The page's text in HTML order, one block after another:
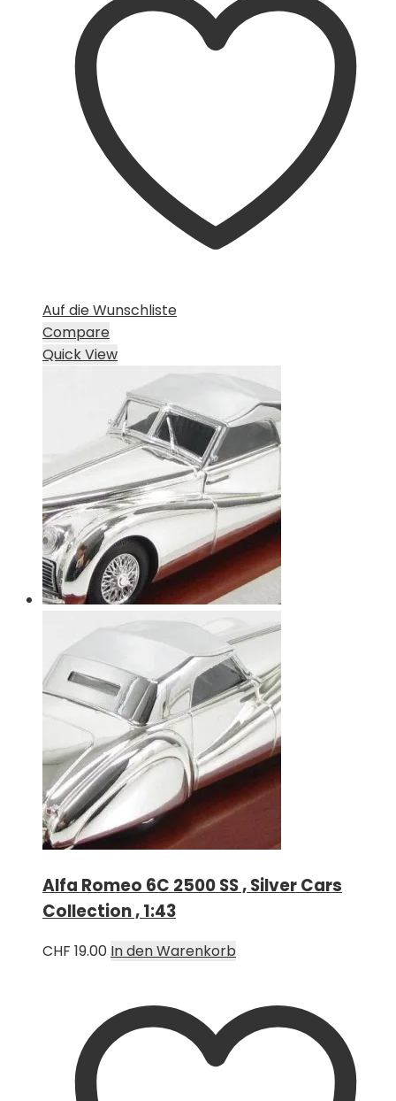
Auf die Wunschliste
Compare
Quick View
Alfa Romeo 6C 2500 SS , Silver Cars
Collection , 1:43
CHF 19.00 In den Warenkorb